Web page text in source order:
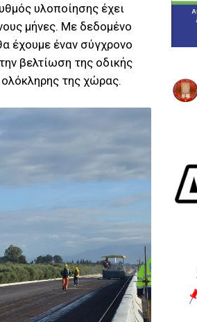
υλοποίησης έχει
μήνες. Με δεδομένο
έχουμε έναν σύγχρονο
βελτίωση της οδικής
της χώρας.